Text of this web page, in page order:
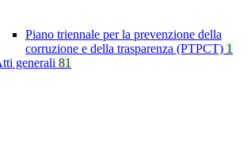
Piano triennale per la prevenzione della
corruzione e della trasparenza (PTPCT) 1
generali 81